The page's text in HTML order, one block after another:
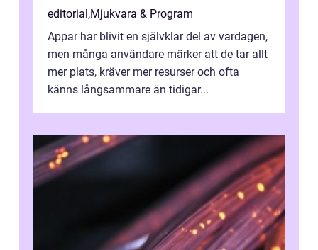
editorial,Mjukvara & Program
Appar har blivit en självklar del av vardagen,
men många användare märker att de tar allt
mer plats, kräver mer resurser och ofta
känns långsammare än tidigar...